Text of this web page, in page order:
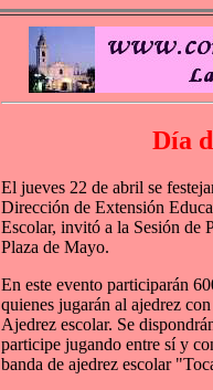
Día
El jueves 22 de abril se
Dirección de Extensión
Escolar, invitó a la Sesión de
Plaza de Mayo.
En este evento participarán
quienes jugarán al ajedrez
Ajedrez escolar. Se
participe jugando entre sí y
banda de ajedrez escolar